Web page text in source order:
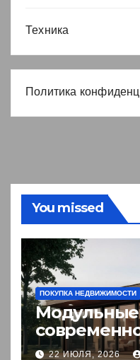
Техника
Политика
You missed
ПОКУПКА НЕДВИЖИМОСТИ
22 ИЮЛЯ, 2026